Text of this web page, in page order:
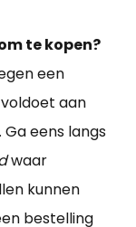
te kopen?
een
aan
eens langs
waar
kunnen
bestelling